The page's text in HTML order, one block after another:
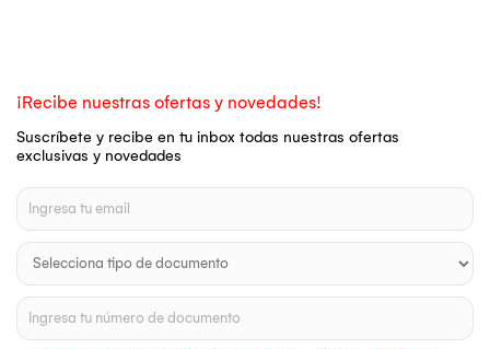
¡Recibe nuestras ofertas y novedades!
Suscríbete y recibe en tu inbox todas nuestras ofertas
exclusivas y novedades